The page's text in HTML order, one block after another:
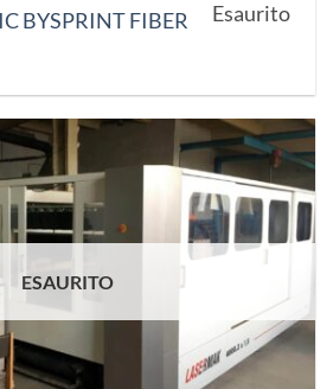
BYSPRINT FIBER
Esaurito
ESAURITO